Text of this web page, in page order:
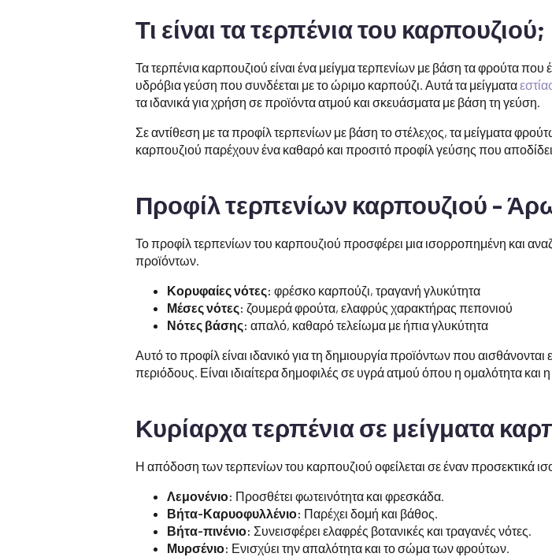
Τι είναι τα τερπένια του καρπουζιού;
Τα τερπένια καρπουζιού είναι ένα μείγμα τερπενίων με βάση τα φρούτα που
υδρόβια γεύση που συνδέεται με το ώριμο καρπούζι. Αυτά τα μείγματα
τα ιδανικά για χρήση σε προϊόντα ατμού και σκευάσματα με βάση τη γεύση.
Σε αντίθεση με τα προφίλ τερπενίων με βάση το στέλεχος, τα μείγματα
καρπουζιού παρέχουν ένα καθαρό και προσιτό προφίλ γεύσης που
Προφίλ τερπενίων καρπουζιού -
Το προφίλ τερπενίων του καρπουζιού προσφέρει μια ισορροπημένη και
προϊόντων.
Κορυφαίες νότες: φρέσκο καρπούζι, τραγανή γλυκύτητα
Μέσες νότες: ζουμερά φρούτα, ελαφρύς χαρακτήρας πεπονιού
Νότες βάσης: απαλό, καθαρό τελείωμα με ήπια γλυκύτητα
Αυτό το προφίλ είναι ιδανικό για τη δημιουργία προϊόντων που
περιόδους. Είναι ιδιαίτερα δημοφιλές σε υγρά ατμού όπου η ομαλότητα και η
Κυρίαρχα τερπένια σε μείγματα
Η απόδοση των τερπενίων του καρπουζιού οφείλεται σε έναν
Λεμονένιο: Προσθέτει φωτεινότητα και φρεσκάδα.
Βήτα-Καρυοφυλλένιο: Παρέχει δομή και βάθος.
Βήτα-πινένιο: Συνεισφέρει ελαφρές βοτανικές και τραγανές νότες.
Μυρσένιο: Ενισχύει την απαλότητα και το σώμα των φρούτων.